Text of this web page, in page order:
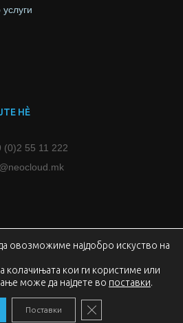
НЀ
(0)2 55 11 222
Neocom. All rights reserved.
овозможиме најдобро искуство на
колачињата кои ги користиме или
може да најдете во поставки.
Поставки CLOSE GDPR